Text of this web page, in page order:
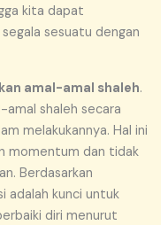
kita dapat
sesuatu dengan
amal-amal shaleh.
amal shaleh secara
melakukannya. Hal ini
momentum dan tidak
Berdasarkan
adalah kunci untuk
diri menurut